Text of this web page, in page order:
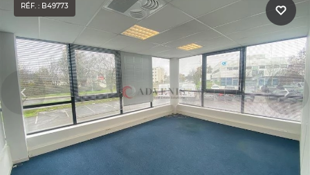
RÉF. : B49773